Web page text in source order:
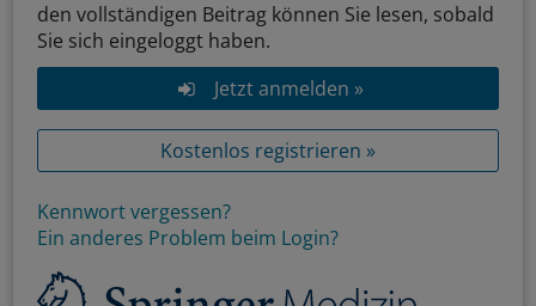
den vollständigen Beitrag können Sie lesen, sobald
Sie sich eingeloggt haben.
Jetzt anmelden »
Kostenlos registrieren »
Kennwort vergessen?
Ein anderes Problem beim Login?